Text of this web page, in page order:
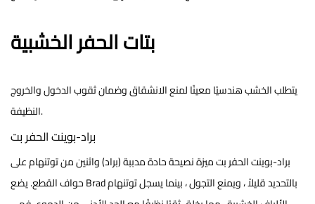
بتات الحفر الخشبية
يتطلب الخشب هندسيًا معينًا لمنع الانشقاق وضمان ثقوب الدخول والخروج
النظيفة.
براد-بوينت الحفر بت
براد-بوينت الحفر بتميزة نصيحة حادة مدببة (براد) واثنين من توتنهام على
حواف القطع. يضع Brad بالتحديد قليلاً ، ويمنع التجول ، بينما يسجل توتنهام